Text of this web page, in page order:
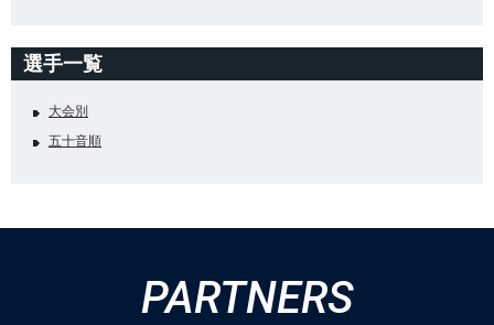
選手一覧
大会別
五十音順
PARTNERS